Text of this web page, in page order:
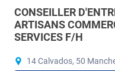
CONSEILLER
ARTISANS
SERVICES F/H
14 Calvados, 50